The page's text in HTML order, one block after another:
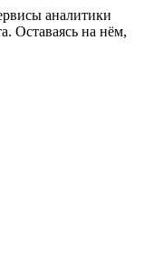
аналитики
Оставаясь на нём,